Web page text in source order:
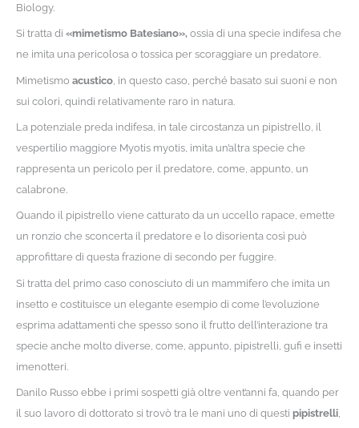
Biology.
Si tratta di «mimetismo Batesiano»,ossia di una specie indifesa che
ne imita una pericolosa o tossica per scoraggiare un predatore.
Mimetismo acustico, in questo caso, perché basato sui suoni e non
sui colori, quindi relativamente raro in natura.
La potenziale preda indifesa, in tale circostanza un pipistrello, il
vespertilio maggiore Myotis myotis, imita un’altra specie che
rappresenta un pericolo per il predatore, come, appunto, un
calabrone.
Quando il pipistrello viene catturato da un uccello rapace, emette
un ronzio che sconcerta il predatore e lo disorienta così può
approfittare di questa frazione di secondo per fuggire.
Si tratta del primo caso conosciuto di un mammifero che imita un
insetto e costituisce un elegante esempio di come l’evoluzione
esprima adattamenti che spesso sono il frutto dell’interazione tra
specie anche molto diverse, come, appunto, pipistrelli, gufi e insetti
imenotteri.
Danilo Russo ebbe i primi sospetti già oltre vent’anni fa, quando per
il suo lavoro di dottorato si trovò tra le mani uno di questi pipistrelli,